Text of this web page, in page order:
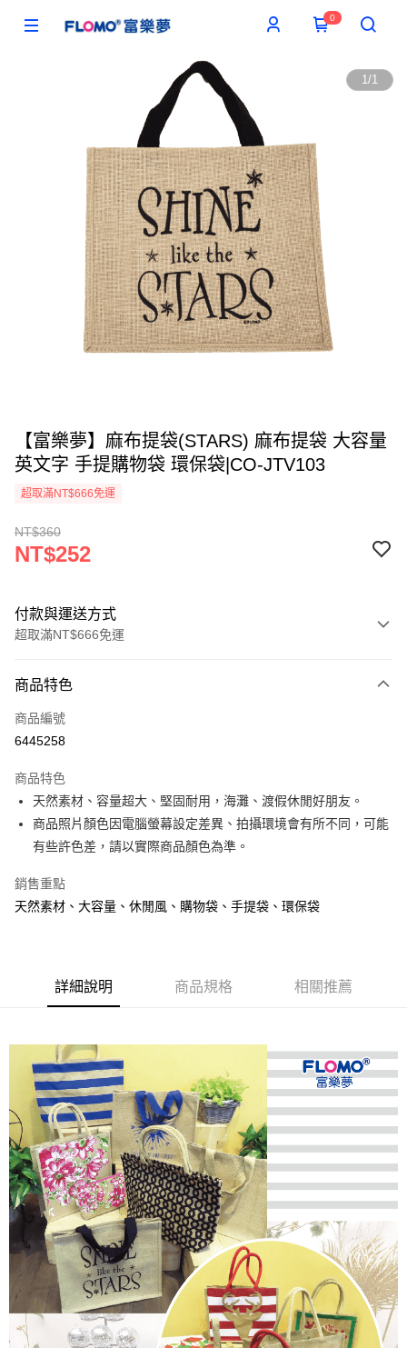
0
1/1
【富樂夢】麻布提袋(STARS) 麻布提袋 大容量
英文字 手提購物袋 環保袋|CO-JTV103
超取滿NT$666免運
NT$360
NT$252
付款與運送方式
超取滿NT$666免運
信用卡一次付款
超商取貨付款
Apple Pay
街口支付
AFTEE先享後付
１．簡單：不需註冊會員、不需綁卡、不需儲值。
２．便利：只要手機號碼，簡訊認證，即可結帳。
【「AFTEE先享後付」結帳流程】
１．於結帳方式選擇「AFTEE先享後付」後，將跳轉至「AFTEE先享後付」
結帳頁面，進行簡訊認證並確認金額後，即可完成結帳。
２．訂單成立數日內，您將收到繳費通知簡訊。
３．收到繳費通知簡訊後14天內，點擊此簡訊中的連結，可透過四大超商／
ATM／網路銀行／等多元方式進行付款，方視為交易完成。
※ 請注意：結帳手續完成當下不需立刻繳費，但若您需要取消訂單，請聯絡
購買商品的店家。未經商家同意取消之訂單仍視為有效，需透過AFTEE先享
後付繳納相關費用。
※ 交易是否成功請以「AFTEE先享後付 」之結帳頁面顯示為準，若有關於
是否繳費成功／繳費後需取消欲退款等相關疑問，請聯繫「AFTEE先享後付
客戶支援中心」https://netprotections.freshdesk.com/support/home
【注意事項】
１．透過由恩沛科技股份有限公司提供之「AFTEE先享後付」服務完成之交
易，需依本服務之必要範圍內提供個人資料，並將交易相關給付款項請求債
權轉讓予恩沛科技股份有限公司。
２．關於個人資料處理事宜，請瀏覽以下網址：
運送方式
每筆NT$80，滿NT$666(含以上)免運費
7-11取貨付款
每筆NT$80，滿NT$666(含以上)免運費
宅配
每筆NT$80，滿NT$666(含以上)免運費
離島宅配
每筆NT$280
商品特色
商品編號
6445258
商品特色
天然素材、容量超大、堅固耐用，海灘、渡假休閒好朋友。
商品照片顏色因電腦螢幕設定差異、拍攝環境會有所不同，可能
有些許色差，請以實際商品顏色為準。
銷售重點
天然素材、大容量、休閒風、購物袋、手提袋、環保袋
詳細說明 商品規格 相關推薦